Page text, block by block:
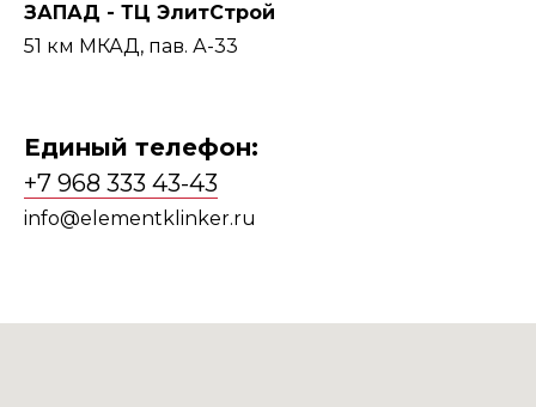
ЗАПАД - ТЦ ЭлитСтрой
51 км МКАД, пав. А-33
Единый телефон:
+7 968 333 43-43
info@elementklinker.ru